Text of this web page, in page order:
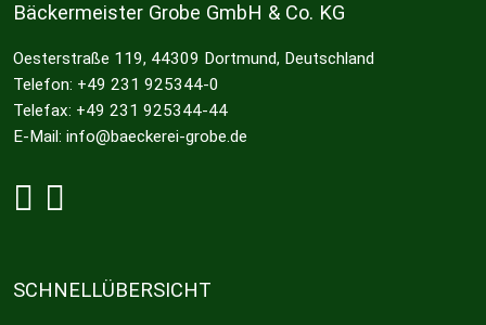
Bäckermeister Grobe GmbH & Co. KG
Oesterstraße 119, 44309 Dortmund, Deutschland
Telefon: +49 231 925344-0
Telefax: +49 231 925344-44
E-Mail: info@baeckerei-grobe.de
Grobe bei Facebook
SCHNELLÜBERSICHT